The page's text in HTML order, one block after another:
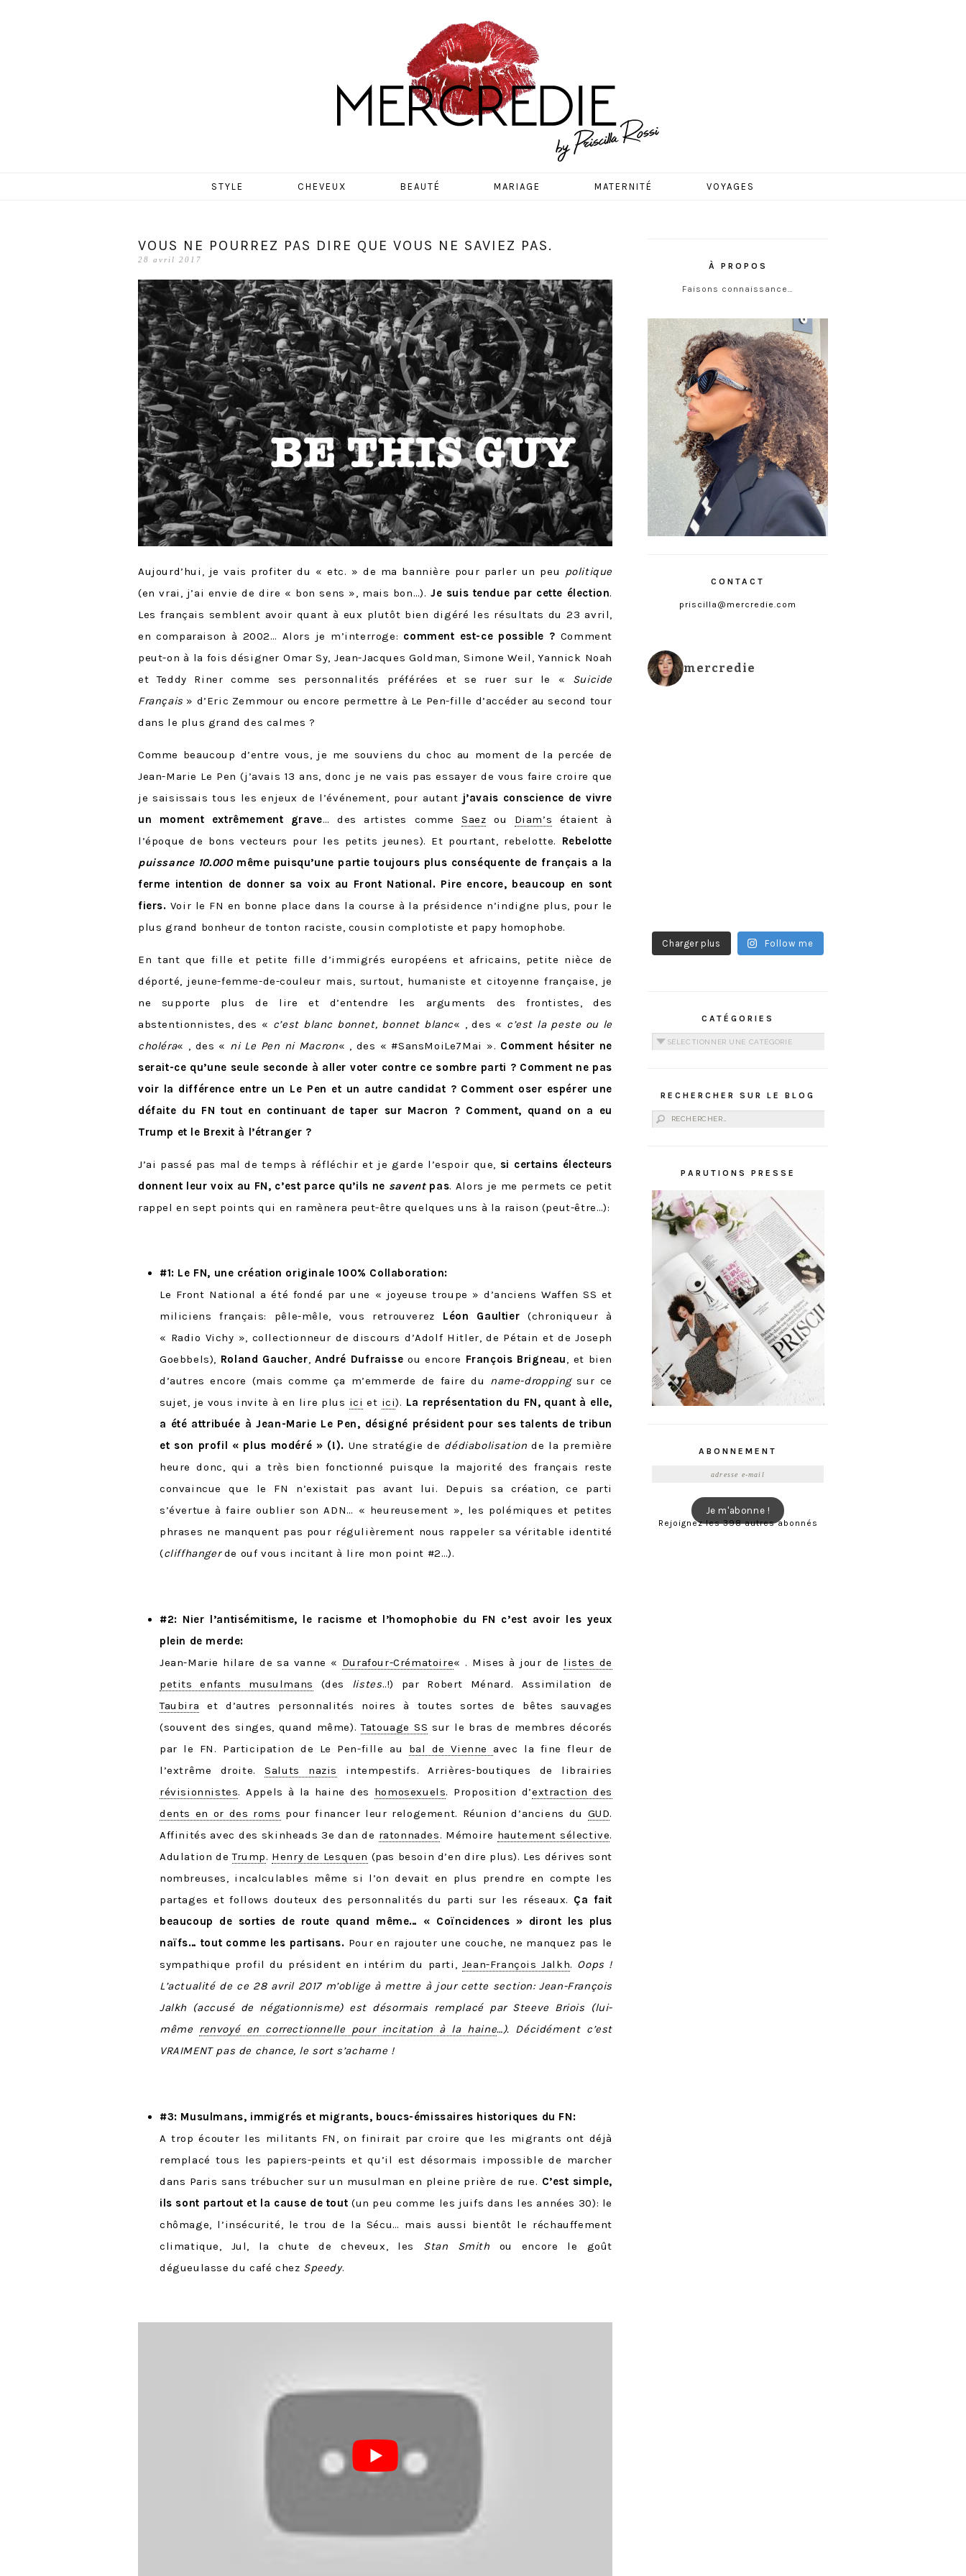
MERCREDIE
STYLE CHEVEUX BEAUTÉ MARIAGE MATERNITÉ VOYAGES
VOUS NE POURREZ PAS DIRE QUE VOUS NE SAVIEZ PAS.
28 avril 2017
Aujourd’hui, je vais profiter du « etc. » de ma bannière pour parler un peu politique
(en vrai, j’ai envie de dire « bon sens », mais bon…). Je suis tendue par cette élection.
Les français semblent avoir quant à eux plutôt bien digéré les résultats du 23 avril,
en comparaison à 2002… Alors je m’interroge: comment est-ce possible ? Comment
peut-on à la fois désigner Omar Sy, Jean-Jacques Goldman, Simone Weil, Yannick Noah
et Teddy Riner comme ses personnalités préférées et se ruer sur le « Suicide
Français » d’Eric Zemmour ou encore permettre à Le Pen-fille d’accéder au second tour
dans le plus grand des calmes ?
Comme beaucoup d’entre vous, je me souviens du choc au moment de la percée de
Jean-Marie Le Pen (j’avais 13 ans, donc je ne vais pas essayer de vous faire croire que
je saisissais tous les enjeux de l’événement, pour autant j’avais conscience de vivre
un moment extrêmement grave… des artistes commeSaez ou Diam’s étaient à
l’époque de bons vecteurs pour les petits jeunes). Et pourtant, rebelotte. Rebelotte
puissance 10.000même puisqu’une partie toujours plus conséquente de français a la
ferme intention de donner sa voix au Front National. Pire encore, beaucoup en sont
fiers. Voir le FN en bonne place dans la course à la présidence n’indigne plus, pour le
plus grand bonheur de tonton raciste, cousin complotiste et papy homophobe.
En tant que fille et petite fille d’immigrés européens et africains, petite nièce de
déporté, jeune-femme-de-couleur mais, surtout, humaniste et citoyenne française, je
ne supporte plus de lire et d’entendre les arguments des frontistes, des
abstentionnistes, des « c’est blanc bonnet, bonnet blanc« , des « c’est la peste ou le
choléra« , des « ni Le Pen ni Macron« , des « #SansMoiLe7Mai ». Comment hésiter ne
serait-ce qu’une seule seconde à aller voter contre ce sombre parti ? Comment ne pas
voir la différence entre un Le Pen et un autre candidat ? Comment oser espérer une
défaite du FN tout en continuant de taper sur Macron ? Comment, quand on a eu
Trump et le Brexit à l’étranger ?
J’ai passé pas mal de temps à réfléchir et je garde l’espoir que, si certains électeurs
donnent leur voix au FN, c’est parce qu’ils ne saventpas. Alors je me permets ce petit
rappel en sept points qui en ramènera peut-être quelques uns à la raison (peut-être…):
#1: Le FN, une création originale 100% Collaboration:
Le Front National a été fondé par une « joyeuse troupe » d’anciens Waffen SS et
miliciens français: pêle-mêle, vous retrouverez Léon Gaultier (chroniqueur à
« Radio Vichy », collectionneur de discours d’Adolf Hitler, de Pétain et de Joseph
Goebbels), Roland Gaucher, André Dufraisseou encore François Brigneau, et bien
d’autres encore (mais comme ça m’emmerde de faire du name-droppingsur ce
sujet, je vous invite à en lire plus ici et ici). La représentation du FN, quant à elle,
a été attribuée à Jean-Marie Le Pen, désigné président pour ses talents de tribun
et son profil « plus modéré » (!). Une stratégie de dédiabolisation de la première
heure donc, qui a très bien fonctionné puisque la majorité des français reste
convaincue que le FN n’existait pas avant lui. Depuis sa création, ce parti
s’évertue à faire oublier son ADN… « heureusement », les polémiques et petites
phrases ne manquent pas pour régulièrement nous rappeler sa véritable identité
(cliffhangerde ouf vous incitant à lire mon point #2…).
#2: Nier l’antisémitisme, le racisme et l’homophobie du FN c’est avoir les yeux
plein de merde:
Jean-Marie hilare de sa vanne « Durafour-Crématoire« . Mises à jour de listes de
petits enfants musulmans
(des listes..!) par Robert Ménard. Assimilation de
Taubira et d’autres personnalités noires à toutes sortes de bêtes sauvages
(souvent des singes, quand même).Tatouage SS sur le bras de membres décorés
par le FN. Participation de Le Pen-fille au bal de Vienneavec la fine fleur de
l’extrême droite.Saluts nazis
intempestifs. Arrières-boutiques de librairies
révisionnistes. Appels à la haine des homosexuels. Proposition d’extraction des
dents en or des roms pour financer leur relogement. Réunion d’anciens du GUD.
Affinités avec des skinheads 3e dan de ratonnades. Mémoire hautement sélective.
Adulation deTrump. Henry de Lesquen (pas besoin d’en dire plus). Les dérives sont
nombreuses, incalculables même si l’on devait en plus prendre en compte les
partages et follows douteux des personnalités du parti sur les réseaux. Ça fait
beaucoup de sorties de route quand même… « Coïncidences » diront les plus
naïfs… tout comme les partisans. Pour en rajouter une couche, ne manquez pas le
sympathique profil du président en intérim du parti, Jean-François Jalkh. Oops !
L’actualité de ce 28 avril 2017 m’oblige à mettre à jour cette section: Jean-François
Jalkh (accusé de négationnisme) est désormais remplacé par Steeve Briois (lui-
même renvoyé en correctionnelle pour incitation à la haine…). Décidément c’est
VRAIMENT pas de chance, le sort s’acharne !
#3: Musulmans, immigrés et migrants, boucs-émissaires historiques du FN:
A trop écouter les militants FN, on finirait par croire que les migrants ont déjà
remplacé tous les papiers-peints et qu’il est désormais impossible de marcher
dans Paris sans trébucher sur un musulman en pleine prière de rue. C’est simple,
ils sont partout et la cause de tout (un peu comme les juifs dans les années 30): le
chômage, l’insécurité, le trou de la Sécu… mais aussi bientôt le réchauffement
climatique, Jul, la chute de cheveux, les Stan Smith ou encore le goût
dégueulasse du café chez Speedy.
À PROPOS
Faisons connaissance…
CONTACT
priscilla@mercredie.com
mercredie
Charger plus Follow me
CATÉGORIES
Catégories
RECHERCHER SUR LE BLOG
Rechercher :
PARUTIONS PRESSE
ABONNEMENT
Je m'abonne !
Rejoignez les 398 autres abonnés